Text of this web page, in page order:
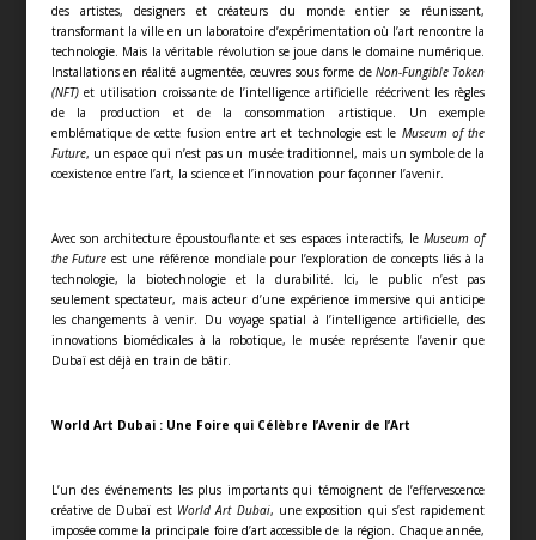
des artistes, designers et créateurs du monde entier se réunissent,
transformant la ville en un laboratoire d’expérimentation où l’art rencontre la
technologie. Mais la véritable révolution se joue dans le domaine numérique.
Installations en réalité augmentée, œuvres sous forme de Non-Fungible Token
(NFT)et utilisation croissante de l’intelligence artificielle réécrivent les règles
de la production et de la consommation artistique. Un exemple
emblématique de cette fusion entre art et technologie est le Museum of the
Future, un espace qui n’est pas un musée traditionnel, mais un symbole de la
coexistence entre l’art, la science et l’innovation pour façonner l’avenir.
Avec son architecture époustouflante et ses espaces interactifs, leMuseum of
the Future est une référence mondiale pour l’exploration de concepts liés à la
technologie, la biotechnologie et la durabilité. Ici, le public n’est pas
seulement spectateur, mais acteur d’une expérience immersive qui anticipe
les changements à venir. Du voyage spatial à l’intelligence artificielle, des
innovations biomédicales à la robotique, le musée représente l’avenir que
Dubaï est déjà en train de bâtir.
World Art Dubai : Une Foire qui Célèbre l’Avenir de l’Art
L’un des événements les plus importants qui témoignent de l’effervescence
créative de Dubaï est World Art Dubai, une exposition qui s’est rapidement
imposée comme la principale foire d’art accessible de la région. Chaque année,